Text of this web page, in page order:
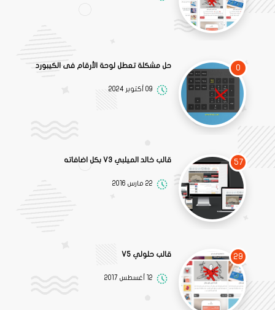
0 حل مشكلة تعطل لوحة الأرقام فى الكيبورد
09 أكتوبر 2024
57 قالب خالد الميلبي V3 بكل اضافاته
22 مارس 2016
29 قالب حلولي V5
12 أغسطس 2017